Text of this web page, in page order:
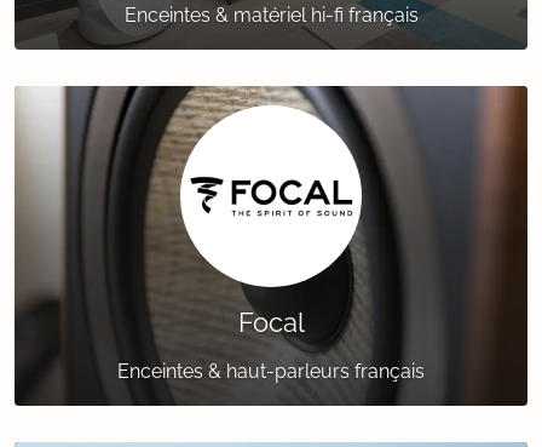
Enceintes & matériel hi-fi français
Focal
Enceintes & haut-parleurs français